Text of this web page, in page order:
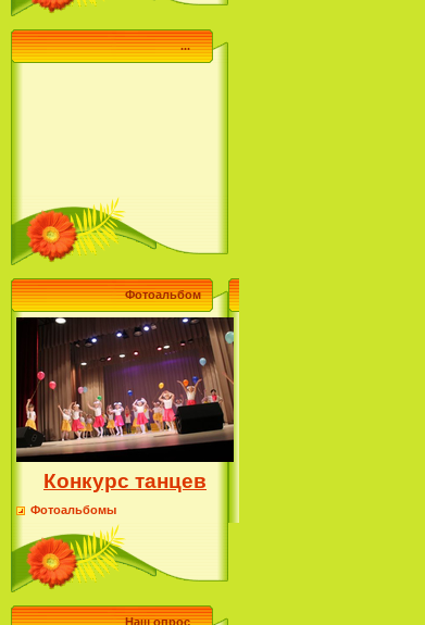
...
Фотоальбом
Конкурс танцев
Фотоальбомы
Наш опрос